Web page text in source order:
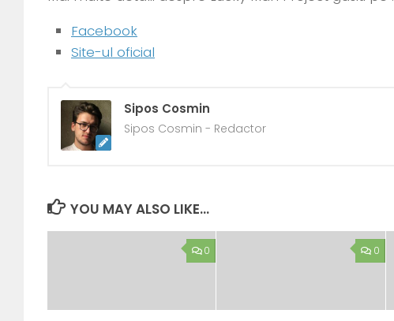
Facebook
Site-ul oficial
Sipos Cosmin
Sipos Cosmin - Redactor
YOU MAY ALSO LIKE...
0 0